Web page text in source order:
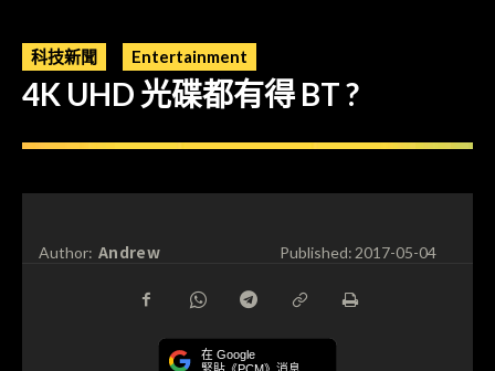
科技新聞 Entertainment
4K UHD 光碟都有得 BT ?
Author: Andrew Published:2017-05-04
在 Google